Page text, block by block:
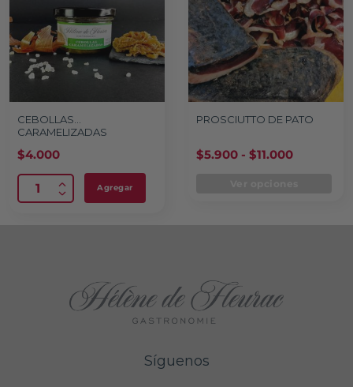
CEBOLLAS
CARAMELIZADAS
$4.000
Agregar
PROSCIUTTO DE PATO
$5.900 - $11.000
Síguenos